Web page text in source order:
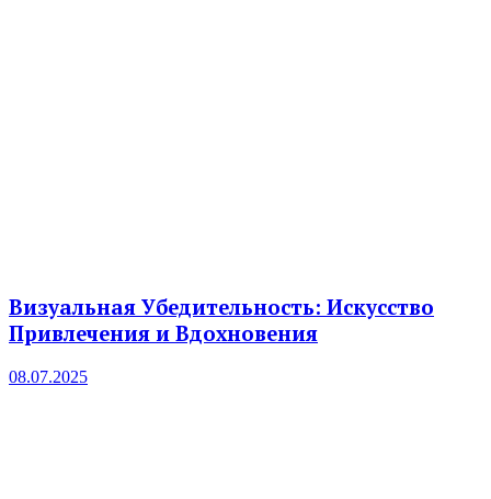
Визуальная Убедительность: Искусство
Привлечения и Вдохновения
08.07.2025